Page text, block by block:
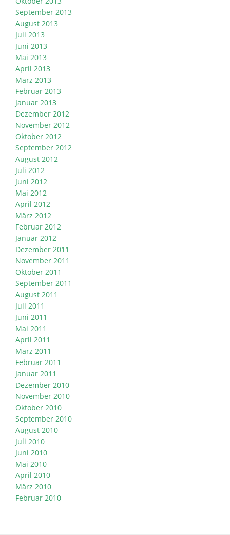
September 2013
August 2013
Juli 2013
Juni 2013
Mai 2013
April 2013
März 2013
Februar 2013
Januar 2013
Dezember 2012
November 2012
Oktober 2012
September 2012
August 2012
Juli 2012
Juni 2012
Mai 2012
April 2012
März 2012
Februar 2012
Januar 2012
Dezember 2011
November 2011
Oktober 2011
September 2011
August 2011
Juli 2011
Juni 2011
Mai 2011
April 2011
März 2011
Februar 2011
Januar 2011
Dezember 2010
November 2010
Oktober 2010
September 2010
August 2010
Juli 2010
Juni 2010
Mai 2010
April 2010
März 2010
Februar 2010